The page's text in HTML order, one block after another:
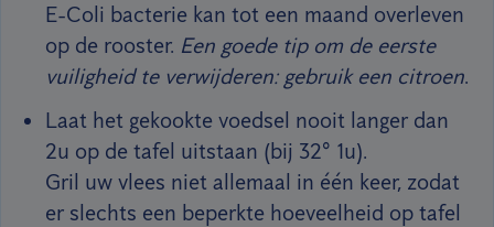
E-Coli bacterie kan tot een maand overleven
op de rooster. Een goede tip om de eerste
vuiligheid te verwijderen: gebruik een citroen.
Laat het gekookte voedsel nooit langer dan
2u op de tafel uitstaan (bij 32° 1u).
Gril uw vlees niet allemaal in één keer, zodat
er slechts een beperkte hoeveelheid op tafel